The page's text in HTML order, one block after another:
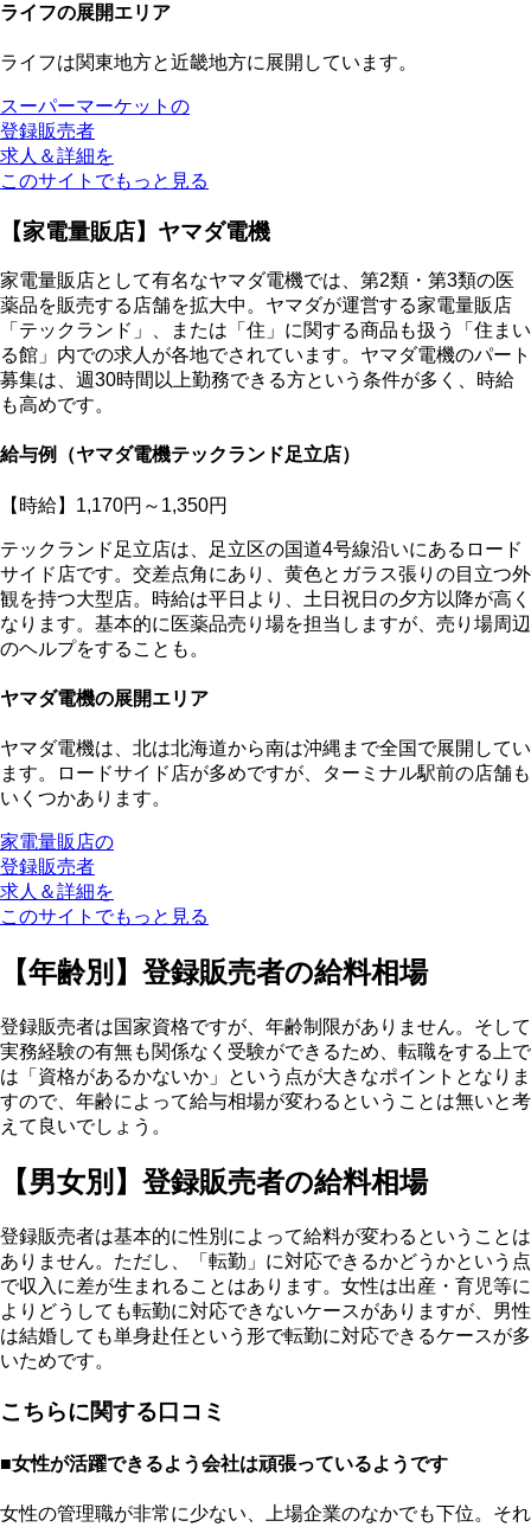
ライフの展開エリア
ライフは関東地方と近畿地方に展開しています。
スーパーマーケットの
登録販売者
求人＆詳細を
このサイトでもっと見る
【家電量販店】ヤマダ電機
家電量販店として有名なヤマダ電機では、第2類・第3類の医
薬品を販売する店舗を拡大中。ヤマダが運営する家電量販店
「テックランド」、または「住」に関する商品も扱う「住まい
る館」内での求人が各地でされています。ヤマダ電機のパート
募集は、週30時間以上勤務できる方という条件が多く、時給
も高めです。
給与例（ヤマダ電機テックランド足立店）
【時給】1,170円～1,350円
テックランド足立店は、足立区の国道4号線沿いにあるロード
サイド店です。交差点角にあり、黄色とガラス張りの目立つ外
観を持つ大型店。時給は平日より、土日祝日の夕方以降が高く
なります。基本的に医薬品売り場を担当しますが、売り場周辺
のヘルプをすることも。
ヤマダ電機の展開エリア
ヤマダ電機は、北は北海道から南は沖縄まで全国で展開してい
ます。ロードサイド店が多めですが、ターミナル駅前の店舗も
いくつかあります。
家電量販店の
登録販売者
求人＆詳細を
このサイトでもっと見る
【年齢別】登録販売者の給料相場
登録販売者は国家資格ですが、年齢制限がありません。そして
実務経験の有無も関係なく受験ができるため、転職をする上で
は「資格があるかないか」という点が大きなポイントとなりま
すので、年齢によって給与相場が変わるということは無いと考
えて良いでしょう。
【男女別】登録販売者の給料相場
登録販売者は基本的に性別によって給料が変わるということは
ありません。ただし、「転勤」に対応できるかどうかという点
で収入に差が生まれることはあります。女性は出産・育児等に
よりどうしても転勤に対応できないケースがありますが、男性
は結婚しても単身赴任という形で転勤に対応できるケースが多
いためです。
こちらに関する口コミ
■女性が活躍できるよう会社は頑張っているようです
女性の管理職が非常に少ない、上場企業のなかでも下位。それ